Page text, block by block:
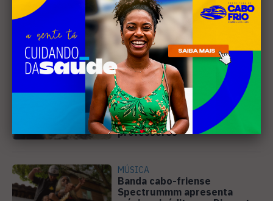
ESPORTE
Inscrições estão abertas
para a 2ª etapa do Circuito
Park Lagos Track & Field
Running 2026
EDUCAÇÃO
Justiça determina que
Prefeitura de Cabo Frio
pague horas extras a
professores
MÚSICA
Banda cabo-friense
Spectrummm apresenta